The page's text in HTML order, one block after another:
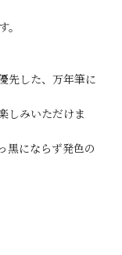
先した、万年筆に
しみいただけま
黒にならず発色の